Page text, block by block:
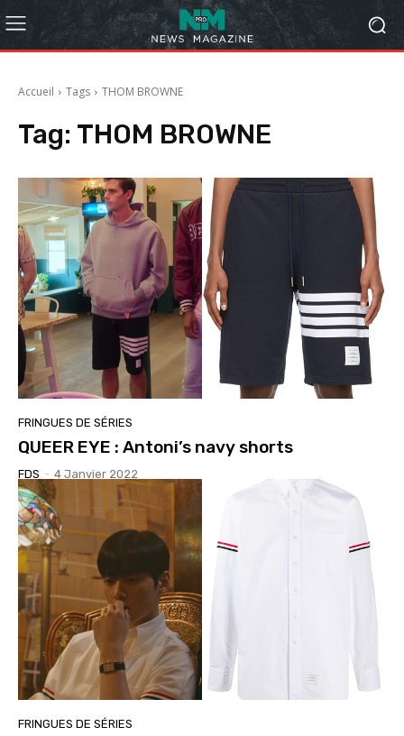
Accueil Tags THOM BROWNE
Tag: THOM BROWNE
FRINGUES DE SÉRIES
QUEER EYE : Antoni’s navy shorts
FDS - 4 Janvier 2022
FRINGUES DE SÉRIES